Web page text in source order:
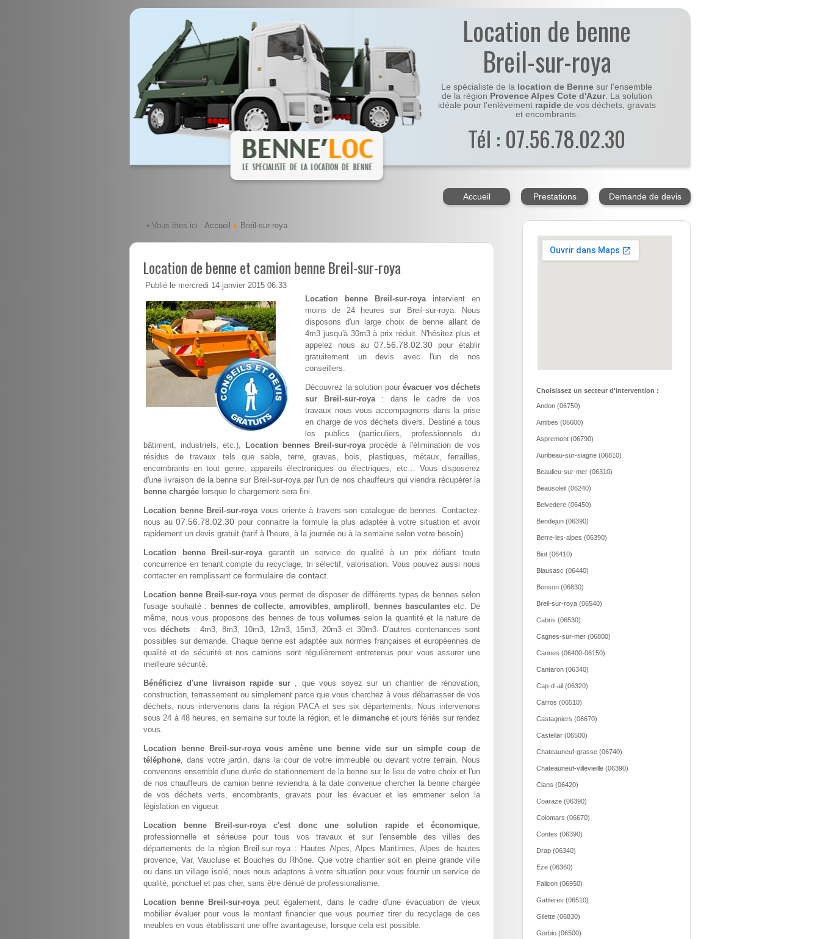
Location de benne
Breil-sur-roya
Le spécialiste de la location de Benne sur l'ensemble
de la région Provence Alpes Cote d'Azur. La solution
idéale pour l'enlèvement rapidede vos déchets, gravats
et encombrants.
Tél : 07.56.78.02.30
Accueil Prestations Demande de devis
• Vous êtes ici : Accueil Breil-sur-roya
Location de benne et camion benne Breil-sur-roya
Publié le mercredi 14 janvier 2015 06:33
Location benne Breil-sur-royaintervient en
moins de 24 heures sur Breil-sur-roya. Nous
disposons d'un large choix de benne allant de
4m3 jusqu'à 30m3 à prix réduit. N'hésitez plus et
appelez nous au07.56.78.02.30 pour établir
gratuitement un devis avec l'un de nos
conseillers.
Découvrez la solution pour évacuer vos déchets
sur Breil-sur-roya: dans le cadre de vos
travaux nous vous accompagnons dans la prise
en charge de vos déchets divers. Destiné a tous
les publics (particuliers, professionnels du
bâtiment, industriels, etc.),
Location bennes Breil-sur-royaprocède à l'élimination de vos
résidus de travaux tels que sable, terre, gravas, bois, plastiques, métaux, ferrailles,
encombrants en tout genre, appareils électroniques ou électriques, etc… Vous disposerez
d'une livraison de la benne sur Breil-sur-roya par l'un de nos chauffeurs qui viendra récupérer la
benne chargée lorsque le chargement sera fini.
Location benne Breil-sur-royavous oriente à travers son catalogue de bennes. Contactez-
nous au07.56.78.02.30 pour connaitre la formule la plus adaptée à votre situation et avoir
rapidement un devis gratuit (tarif à l'heure, à la journée ou à la semaine selon votre besoin).
Location benne Breil-sur-royagarantit un service de qualité à un prix défiant toute
concurrence en tenant compte du recyclage, tri sélectif, valorisation. Vous pouvez aussi nous
contacter en remplissant ce formulaire de contact.
Location benne Breil-sur-royavous permet de disposer de différents types de bennes selon
l'usage souhaité : bennes de collecte, amovibles,ampliroll , bennes basculantesetc. De
même, nous vous proposons des bennes de tousvolumes selon la quantité et la nature de
vos déchets: 4m3, 8m3, 10m3, 12m3, 15m3, 20m3 et 30m3. D'autres contenances sont
possibles sur demande. Chaque benne est adaptée aux normes françaises et européennes de
qualité et de sécurité et nos camions sont régulièrement entretenus pour vous assurer une
meilleure sécurité.
Bénéficiez d'une livraison rapide sur , que vous soyez sur un chantier de rénovation,
construction, terrassement ou simplement parce que vous cherchez à vous débarrasser de vos
déchets, nous intervenons dans la région PACA et ses six départements. Nous intervenons
sous 24 à 48 heures, en semaine sur toute la région, et le dimancheet jours fériés sur rendez
vous.
Location benne Breil-sur-roya vous amène une benne vide sur un simple coup de
téléphone, dans votre jardin, dans la cour de votre immeuble ou devant votre terrain. Nous
convenons ensemble d'une durée de stationnement de la benne sur le lieu de votre choix et l'un
de nos chauffeurs de camion benne reviendra à la date convenue chercher la benne chargée
de vos déchets verts, encombrants, gravats pour les évacuer et les emmener selon la
législation en vigueur.
Location benne Breil-sur-roya c'est donc une solution rapide et économique,
professionnelle et sérieuse pour tous vos travaux et sur l'ensemble des villes des
départements de la région Breil-sur-roya : Hautes Alpes, Alpes Maritimes, Alpes de hautes
provence, Var, Vaucluse et Bouches du Rhône. Que votre chantier soit en pleine grande ville
ou dans un village isolé, nous nous adaptons à votre situation pour vous fournir un service de
qualité, ponctuel et pas cher, sans être dénué de professionalisme.
Location benne Breil-sur-royapeut également, dans le cadre d'une évacuation de vieux
mobilier évaluer pour vous le montant financier que vous pourriez tirer du recyclage de ces
meubles en vous établissant une offre avantageuse, lorsque cela est possible.
Choisissez un secteur d'intervention :
Andon (06750)
Antibes (06600)
Aspremont (06790)
Auribeau-sur-siagne (06810)
Beaulieu-sur-mer (06310)
Beausoleil (06240)
Belvedere (06450)
Bendejun (06390)
Berre-les-alpes (06390)
Biot (06410)
Blausasc (06440)
Bonson (06830)
Breil-sur-roya (06540)
Cabris (06530)
Cagnes-sur-mer (06800)
Cannes (06400-06150)
Cantaron (06340)
Cap-d-ail (06320)
Carros (06510)
Castagniers (06670)
Castellar (06500)
Chateauneuf-grasse (06740)
Chateauneuf-villevieille (06390)
Clans (06420)
Coaraze (06390)
Colomars (06670)
Contes (06390)
Drap (06340)
Eze (06360)
Falicon (06950)
Gattieres (06510)
Gilette (06830)
Gorbio (06500)